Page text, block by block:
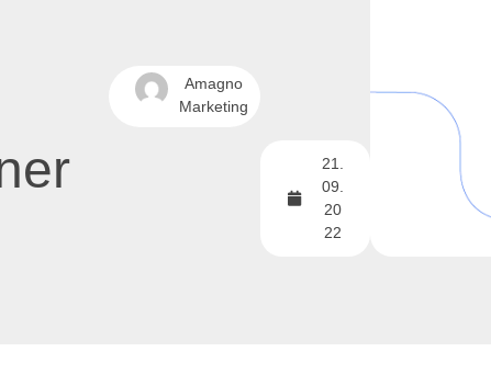
Amagno
Marketing
21.
09.
20
22